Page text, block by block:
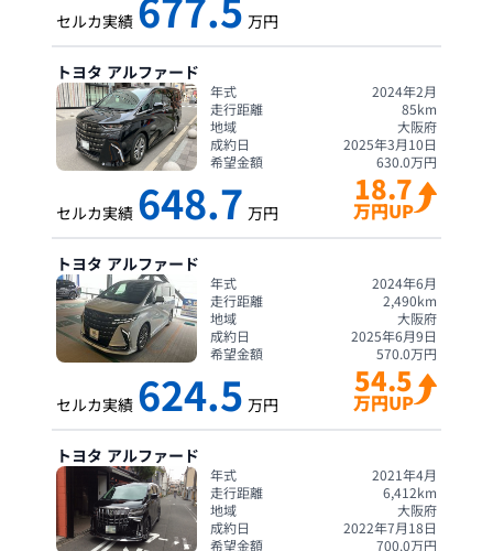
セルカ実績 万円
トヨタ アルファード
年式
2024年2月
走行距離
85km
地域
大阪府
成約日
2025年3月10日
希望金額
630.0万円
セルカ実績 648.7 万円
18.7
万円UP
トヨタ アルファード
年式
2024年6月
走行距離
2,490km
地域
大阪府
成約日
2025年6月9日
希望金額
570.0万円
セルカ実績 624.5 万円
54.5
万円UP
トヨタ アルファード
年式
2021年4月
走行距離
6,412km
地域
大阪府
成約日
2022年7月18日
希望金額
700.0万円